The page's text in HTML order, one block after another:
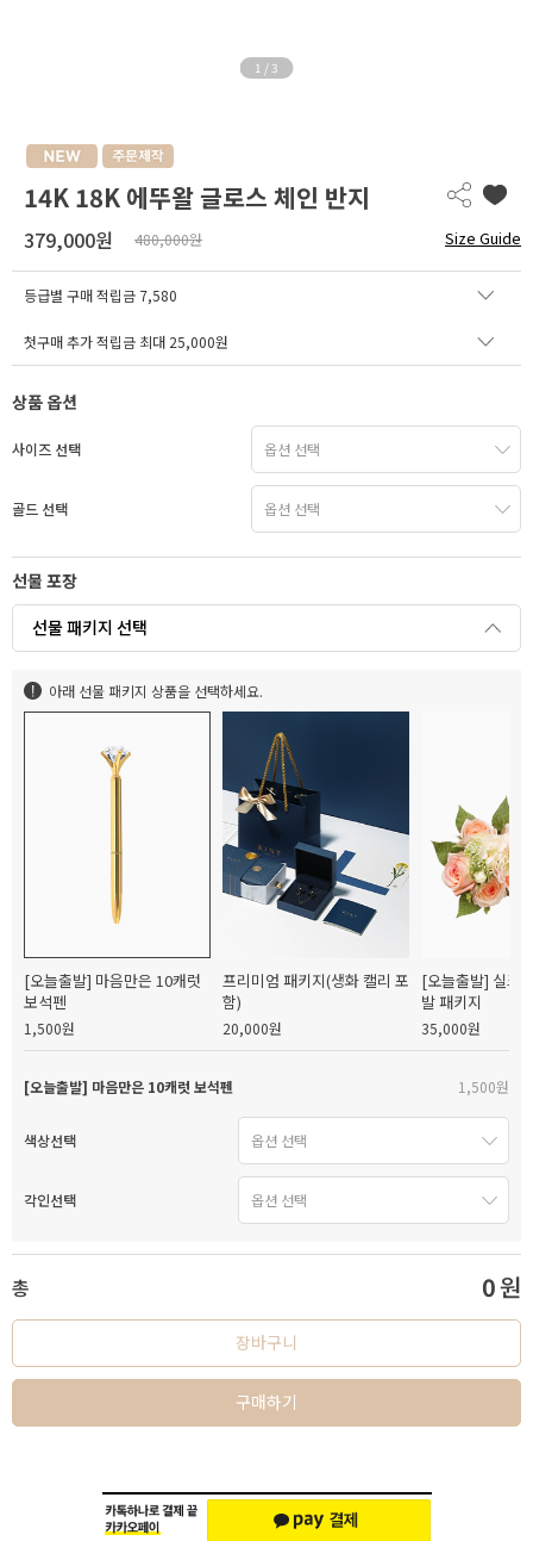
1 / 3
14K 18K 에뚜왈 글로스 체인 반지
379,000원 480,000원 Size Guide
등급별 구매 적립금 7,580
첫구매 추가 적립금 최대 25,000원
상품 옵션
사이즈 선택
골드 선택
선물 포장
선물 패키지 선택
아래 선물 패키지 상품을 선택하세요.
[오늘출발] 마음만은 10캐럿
보석펜
1,500원
프리미엄 패키지(생화 캘리 포
함)
20,000원
[오늘출발] 실크
발 패키지
35,000원
[오늘출발] 마음만은 10캐럿 보석펜 1,500원
색상선택
각인선택
총 0원
장바구니
구매하기